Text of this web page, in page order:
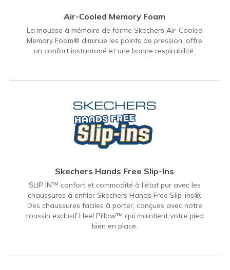
Air-Cooled Memory Foam
La mousse à mémoire de forme Skechers Air-Cooled
Memory Foam® diminue les points de pression, offre
un confort instantané et une bonne respirabilité.
Skechers Hands Free Slip-Ins
SLIP IN™ confort et commodité à l'état pur avec les
chaussures à enfiler Skechers Hands Free Slip-ins®.
Des chaussures faciles à porter, conçues avec notre
coussin exclusif Heel Pillow™ qui maintient votre pied
bien en place.